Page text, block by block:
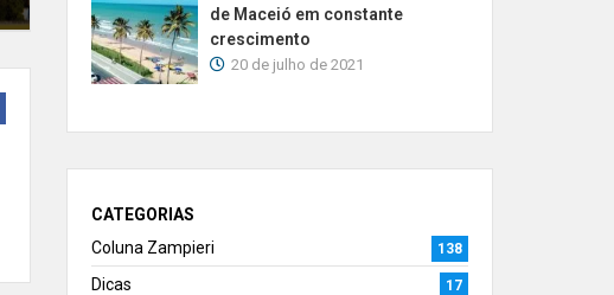
de Maceió em constante
crescimento
20 de julho de 2021
CATEGORIAS
Coluna Zampieri
138
Dicas 17